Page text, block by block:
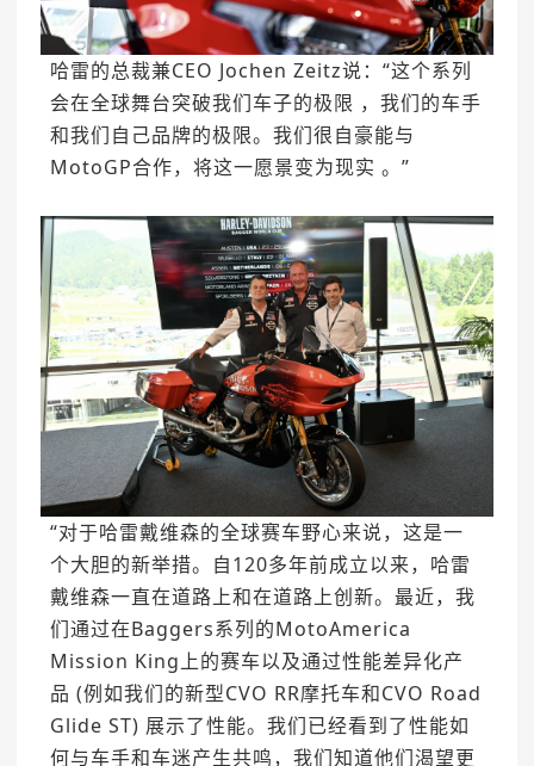
哈雷的总裁兼CEO Jochen Zeitz说：“这个系列
会在全球舞台突破我们车子的极限 ，我们的车手
和我们自己品牌的极限。我们很自豪能与
MotoGP合作，将这一愿景变为现实 。”
“对于哈雷戴维森的全球赛车野心来说，这是一
个大胆的新举措。自120多年前成立以来，哈雷
戴维森一直在道路上和在道路上创新。最近，我
们通过在Baggers系列的MotoAmerica
Mission King上的赛车以及通过性能差异化产
品 (例如我们的新型CVO RR摩托车和CVO Road
Glide ST) 展示了性能。我们已经看到了性能如
何与车手和车迷产生共鸣，我们知道他们渴望更